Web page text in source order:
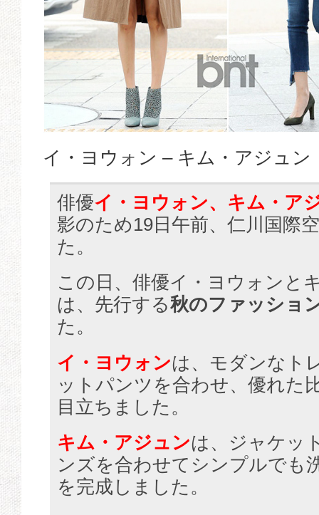
イ・ヨウォン – キム・アジュン
俳優イ・ヨウォン、キム・ア
影のため19日午前、仁川国際
た。
この日、俳優イ・ヨウォンと
は、先行する秋のファッショ
た。
イ・ヨウォンは、モダンなト
ットパンツを合わせ、優れた
目立ちました。
キム・アジュンは、ジャケッ
ンズを合わせてシンプルでも
を完成しました。